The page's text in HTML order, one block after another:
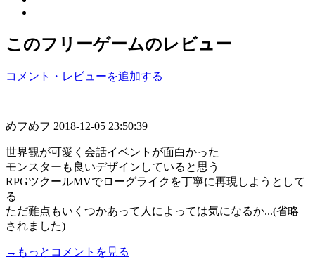
このフリーゲームのレビュー
コメント・レビューを追加する
めフめフ 2018-12-05 23:50:39
世界観が可愛く会話イベントが面白かった
モンスターも良いデザインしていると思う
RPGツクールMVでローグライクを丁寧に再現しようとして
る
ただ難点もいくつかあって人によっては気になるか...(省略
されました)
→もっとコメントを見る